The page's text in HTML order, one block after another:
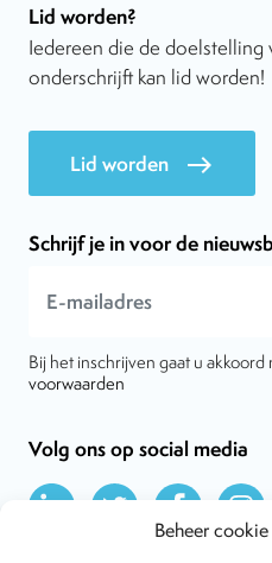
Beheer
Lid worden?
Iedereen die de doelstelling
onderschrijft kan lid worden!
Lid worden east
Schrijf je in voor de
Bij het inschrijven gaat u akkoord
voorwaarden
Volg ons op social media